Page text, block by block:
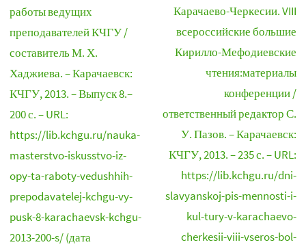
работы ведущих
преподавателей КЧГУ /
составитель М. Х.
Хаджиева. – Карачаевск:
КЧГУ, 2013. – Выпуск 8.–
200 с. – URL:
https://lib.kchgu.ru/nauka-
masterstvo-iskusstvo-iz-
opy-ta-raboty-vedushhih-
prepodavatelej-kchgu-vy-
pusk-8-karachaevsk-kchgu-
2013-200-s/ (дата
Карачаево-Черкесии. VIII
всероссийские большие
Кирилло-Мефодиевские
чтения:материалы
конференции /
ответственный редактор С.
У. Пазов. – Карачаевск:
КЧГУ, 2013. – 235 с. – URL:
https://lib.kchgu.ru/dni-
slavyanskoj-pis-mennosti-i-
kul-tury-v-karachaevo-
cherkesii-viii-vseros-bol-